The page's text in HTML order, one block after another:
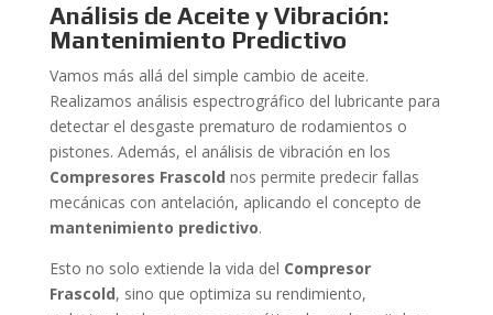
Análisis de Aceite y Vibración:
Mantenimiento Predictivo
Vamos más allá del simple cambio de aceite.
Realizamos análisis espectrográfico del lubricante para
detectar el desgaste prematuro de rodamientos o
pistones. Además, el análisis de vibración en los
Compresores Frascold nos permite predecir fallas
mecánicas con antelación, aplicando el concepto de
mantenimiento predictivo.
Esto no solo extiende la vida del Compresor
Frascold, sino que optimiza su rendimiento,